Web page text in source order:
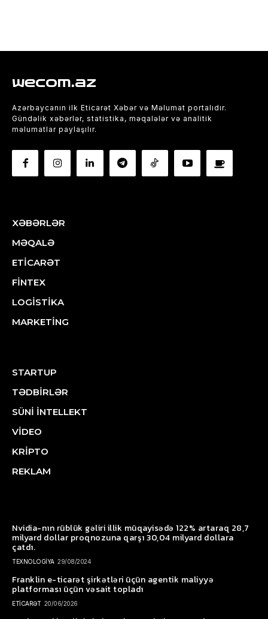
wecom.az
Azərbaycanın ilk Eticarət Xəbər və Məlumat portalıdır.
Gündəlik xəbərlər, statistika, məqalələr və analitik
məlumatlar paylaşılır.
XƏBƏRLƏR
MƏQALƏ
ETİCARƏT
FİNTEX
LOGİSTİKA
MARKETİNG
STARTUP
TƏDBİRLƏR
SÜNİ İNTELLEKT
VİDEO
KRİPTO
REKLAM
Nvidia-nın rüblük gəliri illik müqayisədə 122% artaraq 28,7
milyard dollar proqnozuna qarşı 30,04 milyard dollara
çatdı.
TEXNOLOGİYA 29/08/2024
Franklin e-ticarət şirkətləri üçün agentik maliyyə
platforması üçün vəsait topladı
ETİCARƏT 20/06/2026